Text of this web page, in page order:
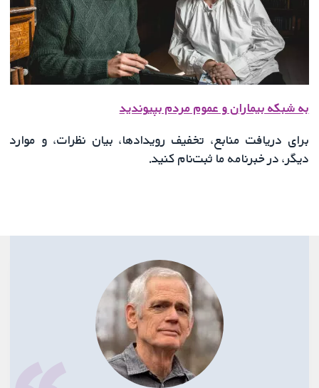
به شبکه بیماران و عموم مردم بپیوندید
برای دریافت منابع، تخفیف‌ رویدادها، بیان نظرات، و موارد
دیگر، در خبرنامه ما ثبت‌نام کنید.